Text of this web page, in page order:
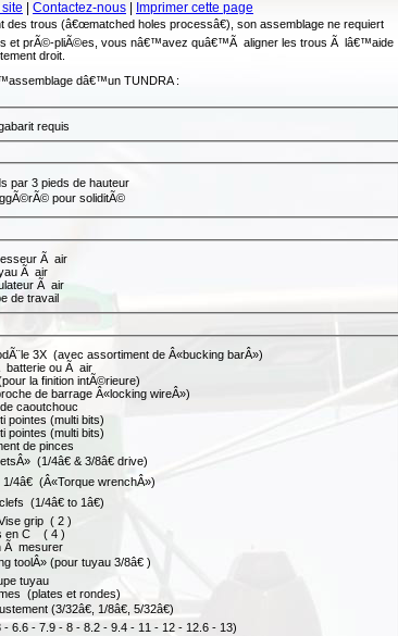
site Contactez-nous Imprimer cette page
trous (â€œmatched holes processâ€), son assemblage ne requiert
et prÃ©-pliÃ©es, vous nâ€™avez quâ€™Ã aligner les trous Ã lâ€™aide
droit.
dâ€™un TUNDRA :
requis
par 3 pieds de hauteur
pour soliditÃ©
Ã air
Ã air
Ã air
de travail
3X (avec assortiment de Â«bucking barÂ»)
batterie ou Ã air
la finition intÃ©rieure)
de barrage Â«locking wireÂ»)
caoutchouc
pointes (multi bits)
pointes (multi bits)
de pinces
(1/4â€ & 3/8â€ drive)
4â€ (Â«Torque wrenchÂ»)
(1/4â€ to 1â€)
grip ( 2 )
en C ( 4 )
Ã mesurer
toolÂ» (pour tuyau 3/8â€ )
tuyau
(plates et rondes)
(3/32â€, 1/8â€, 5/32â€)
- 6.6 - 7.9 - 8 - 8.2 - 9.4 - 11 - 12 - 12.6 - 13)